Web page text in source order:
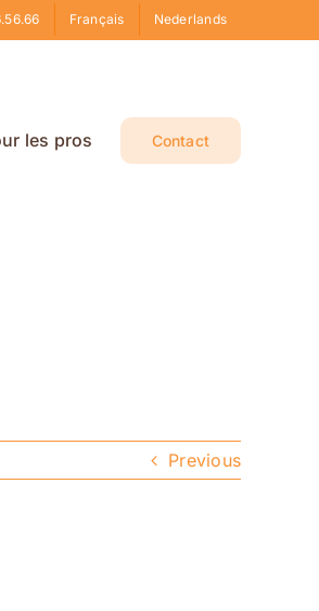
Français Nederlands
les pros Contact
Previous